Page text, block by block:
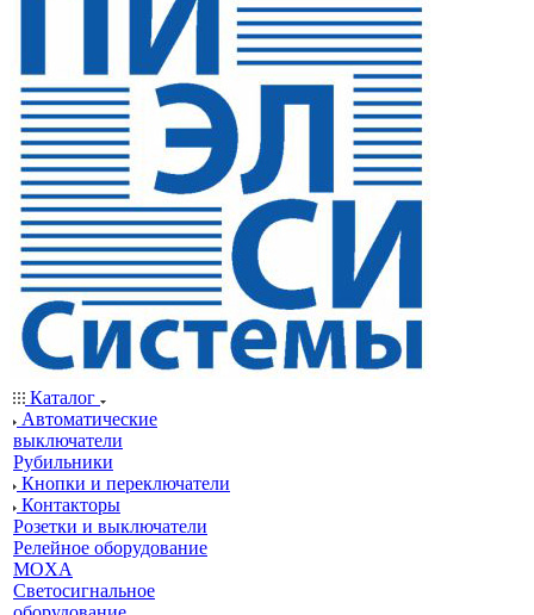
Каталог
Автоматические
выключатели
Рубильники
Кнопки и переключатели
Контакторы
Розетки и выключатели
Релейное оборудование
MOXA
Светосигнальное